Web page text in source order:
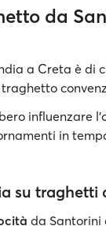
da
a Creta è di
traghetto
influenzare
in
su traghetti
da Santorini